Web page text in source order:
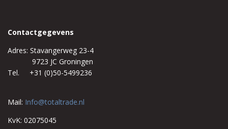
Contactgegevens
Adres: Stavangerweg 23-4
9723 JC Groningen
Tel. +31 (0)50-5499236
Mail: Info@totaltrade.nl
KvK: 02075045